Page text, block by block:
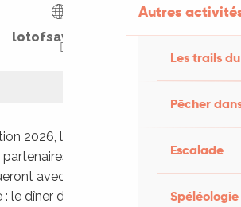
Autres
Les trails
Pêcher
Escalade
Spéléologie
lotofsaveurs.fr
2026, les chefs des Bonnes
partenaires historiques de Lot of
avec leur format
le dîner d’exception à table.